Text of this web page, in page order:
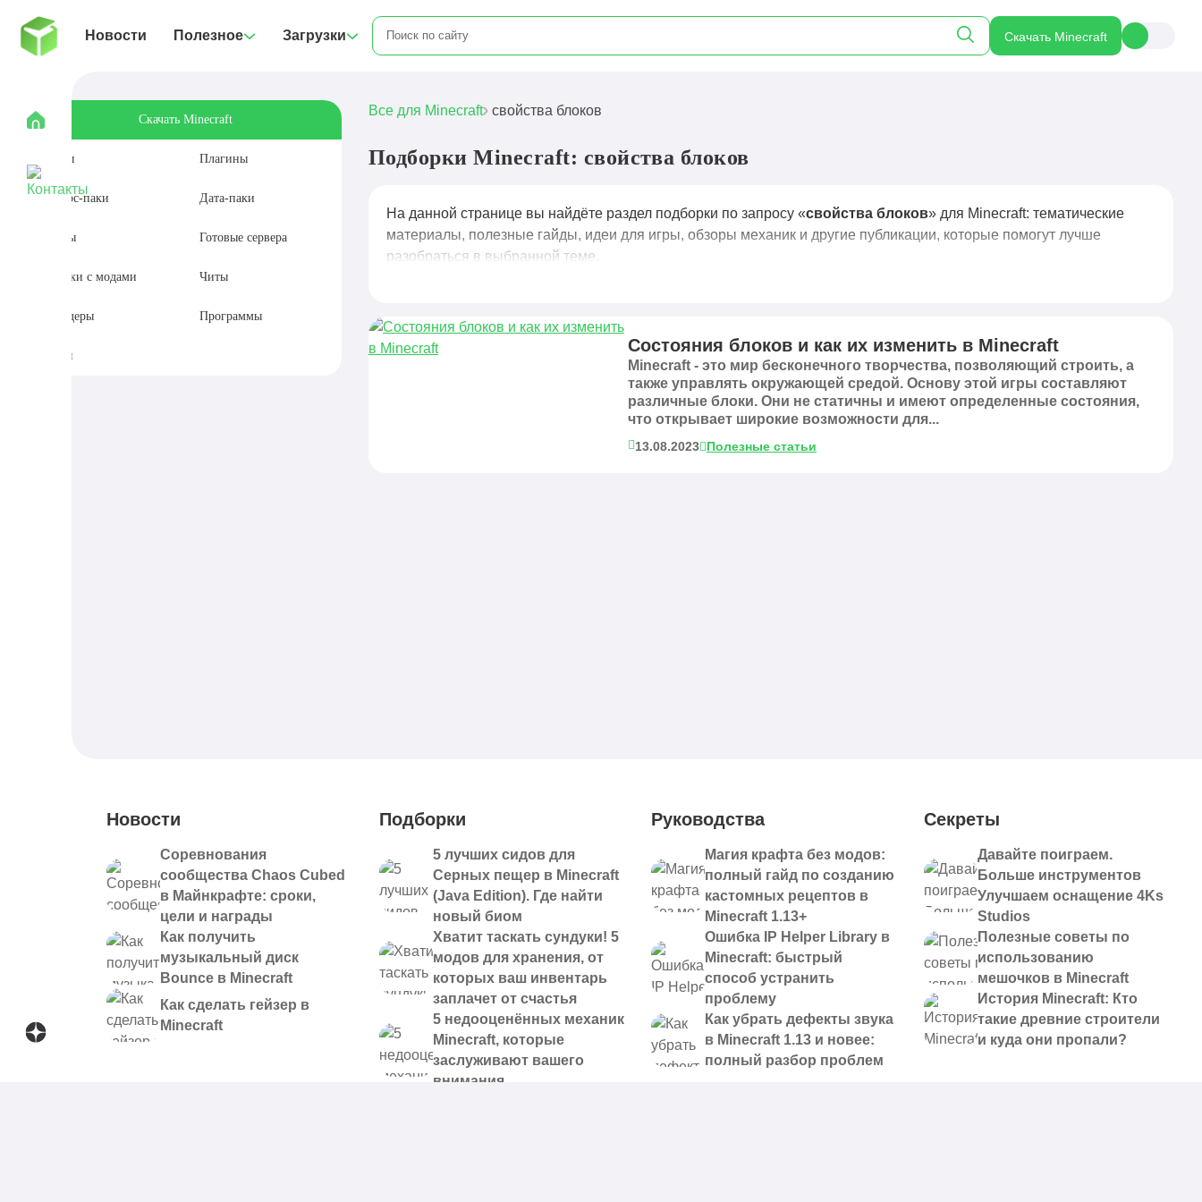
Новости Полезное Загрузки Скачать Minecraft
Скачать Minecraft
Моды Плагины
Ресурс-паки Дата-паки
Карты Готовые сервера
Сборки с модами Читы
Шейдеры Программы
Сиды
Все для Minecraft свойства блоков
Подборки Minecraft: свойства блоков
На данной странице вы найдёте раздел подборки по запросу «свойства блоков» для Minecraft: тематические
материалы, полезные гайды, идеи для игры, обзоры механик и другие публикации, которые помогут лучше
разобраться в выбранной теме.
Состояния блоков и как их изменить в Minecraft
Minecraft - это мир бесконечного творчества, позволяющий строить, а
также управлять окружающей средой. Основу этой игры составляют
различные блоки. Они не статичны и имеют определенные состояния,
что открывает широкие возможности для...
13.08.2023 Полезные статьи
Новости
Соревнования
сообщества Chaos Cubed
в Майнкрафте: сроки,
цели и награды
Как получить
музыкальный диск
Bounce в Minecraft
Как сделать гейзер в
Minecraft
Подборки
5 лучших сидов для
Серных пещер в Minecraft
(Java Edition). Где найти
новый биом
Хватит таскать сундуки! 5
модов для хранения, от
которых ваш инвентарь
заплачет от счастья
5 недооценённых механик
Minecraft, которые
заслуживают вашего
внимания
Руководства
Магия крафта без модов:
полный гайд по созданию
кастомных рецептов в
Minecraft 1.13+
Ошибка IP Helper Library в
Minecraft: быстрый
способ устранить
проблему
Как убрать дефекты звука
в Minecraft 1.13 и новее:
полный разбор проблем
Секреты
Давайте поиграем.
Больше инструментов
Улучшаем оснащение 4Ks
Studios
Полезные советы по
использованию
мешочков в Minecraft
История Minecraft: Кто
такие древние строители
и куда они пропали?